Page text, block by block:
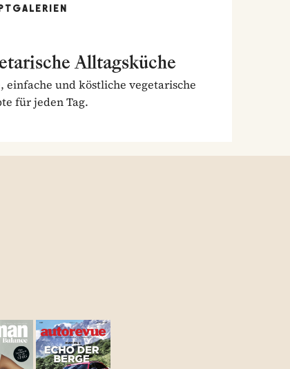
Alltagsküche
einfache und köstliche vegetarische
für jeden Tag.